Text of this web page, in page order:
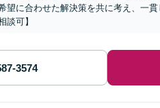
望に合わせた解決策を共に考え、一
談可】